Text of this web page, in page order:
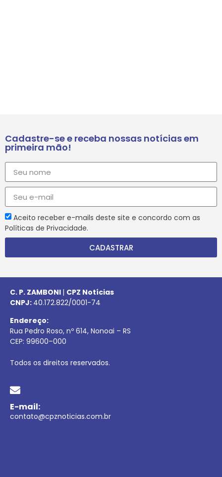
Cadastre-se e receba nossas notícias em
primeira mão!
Aceito receber e-mails deste site e concordo com as
Políticas de Privacidade.
CADASTRAR
C. P. ZAMBONI | CPZ Notícias
CNPJ: 40.172.822/0001-74
Endereço:
Rua Pedro Roso, nº 614, Nonoai – RS
CEP: 99600–000
Todos os direitos reservados.
E-mail:
contato@cpznoticias.com.br